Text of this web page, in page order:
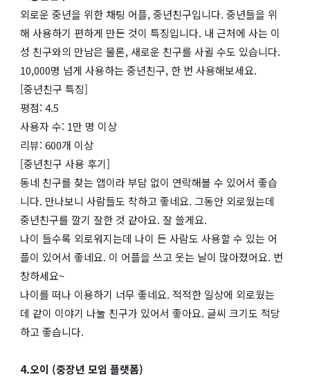
외로운 중년을 위한 채팅 어플, 중년친구입니다. 중년들을 위
해 사용하기 편하게 만든 것이 특징입니다. 내 근처에 사는 이
성 친구와의 만남은 물론, 새로운 친구를 사귈 수도 있습니다.
10,000명 넘게 사용하는 중년친구, 한 번 사용해보세요.
[중년친구 특징]
평점: 4.5
사용자 수: 1만 명 이상
리뷰: 600개 이상
[중년친구 사용 후기]
동네 친구를 찾는 앱이라 부담 없이 연락해볼 수 있어서 좋습
니다. 만나보니 사람들도 착하고 좋네요. 그동안 외로웠는데
중년친구를 깔기 잘한 것 같아요. 잘 쓸게요.
나이 들수록 외로워지는데 나이 든 사람도 사용할 수 있는 어
플이 있어서 좋네요. 이 어플을 쓰고 웃는 날이 많아졌어요. 번
창하세요~
나이를 떠나 이용하기 너무 좋네요. 적적한 일상에 외로웠는
데 같이 이야기 나눌 친구가 있어서 좋아요. 글씨 크기도 적당
하고 좋습니다.
4.오이 (중장년 모임 플랫폼)